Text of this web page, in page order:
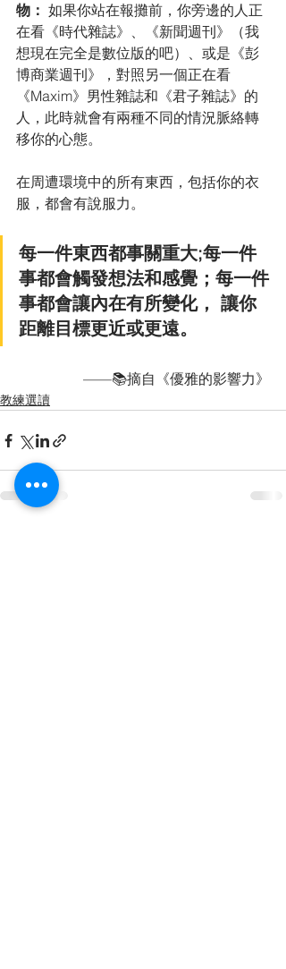
物： 如果你站在報攤前，你旁邊的人正
在看《時代雜誌》、《新聞週刊》（我
想現在完全是數位版的吧）、或是《彭
博商業週刊》，對照另一個正在看
《Maxim》男性雜誌和《君子雜誌》的
人，此時就會有兩種不同的情況脈絡轉
移你的心態。
在周遭環境中的所有東西，包括你的衣
服，都會有說服力。
每一件東西都事關重大;每一件
事都會觸發想法和感覺；每一件
事都會讓內在有所變化， 讓你
距離目標更近或更遠。
——📚摘自《優雅的影響力》
教練選讀